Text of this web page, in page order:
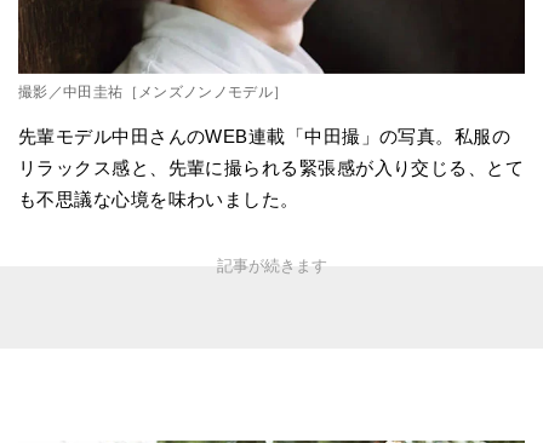
撮影／中田圭祐［メンズノンノモデル］
先輩モデル中田さんのWEB連載「中田撮」の写真。私服の
リラックス感と、先輩に撮られる緊張感が入り交じる、とて
も不思議な心境を味わいました。